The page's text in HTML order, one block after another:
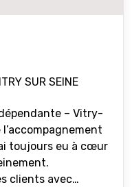
SUR SEINE
– Vitry-
toujours eu à cœur
clients avec